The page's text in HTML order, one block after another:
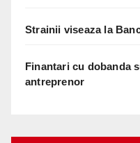
Strainii viseaza la
Finantari cu dobanda
antreprenor